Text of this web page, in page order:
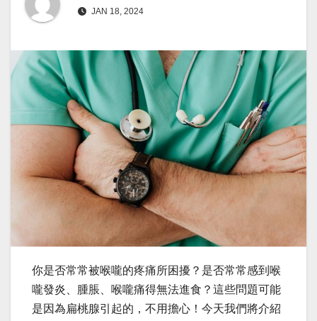
JAN 18, 2024
你是否常常被喉嚨的疼痛所困擾？是否常常感到喉
嚨發炎、腫脹、喉嚨痛得無法進食？這些問題可能
是因為扁桃腺引起的，不用擔心！今天我們將介紹